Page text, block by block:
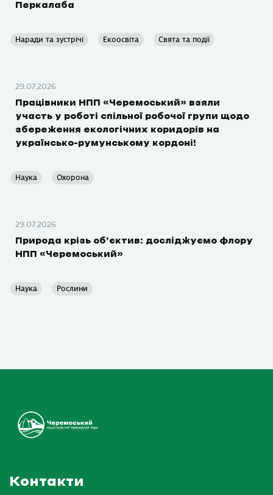
Перкалаба
Наради та зустрічі Екоосвіта Свята та події
29.07.2026
Працівники НПП «Черемоський» взяли
участь у роботі спільної робочої групи щодо
збереження екологічних коридорів на
українсько-румунському кордоні!
Наука Охорона
29.07.2026
Природа крізь об’єктив: досліджуємо флору
НПП «Черемоський»
Наука Рослини
Контакти